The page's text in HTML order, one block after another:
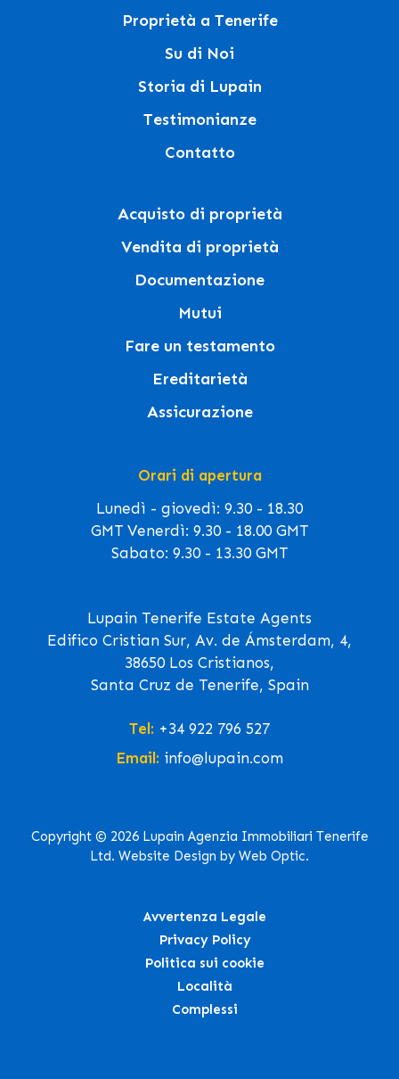
Proprietà a Tenerife
Su di Noi
Storia di Lupain
Testimonianze
Contatto
Acquisto di proprietà
Vendita di proprietà
Documentazione
Mutui
Fare un testamento
Ereditarietà
Assicurazione
Orari di apertura
Lunedì - giovedì: 9.30 - 18.30
GMT Venerdì: 9.30 - 18.00 GMT
Sabato: 9.30 - 13.30 GMT
Lupain Tenerife Estate Agents
Edifico Cristian Sur, Av. de Ámsterdam, 4,
38650 Los Cristianos,
Santa Cruz de Tenerife, Spain
Tel: +34 922 796 527
Email: info@lupain.com
Copyright © 2026 Lupain Agenzia Immobiliari Tenerife
Ltd. Website Design by Web Optic.
Avvertenza Legale
Privacy Policy
Politica sui cookie
Località
Complessi